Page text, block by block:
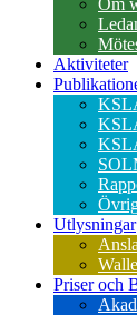
Om
Aktiviteter
Utlysningar
Priser och